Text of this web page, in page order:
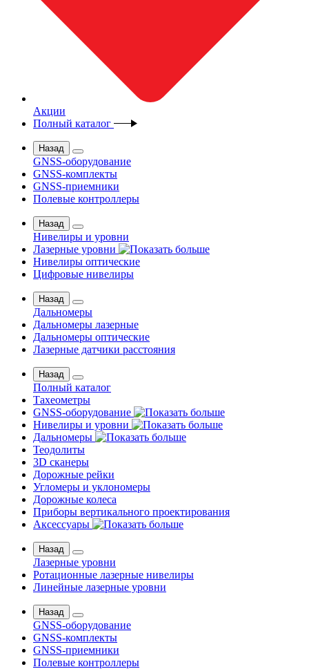
Акции
Полный каталог
Назад
GNSS-оборудование
GNSS-комплекты
GNSS-приемники
Полевые контроллеры
Назад
Нивелиры и уровни
Лазерные уровни
Нивелиры оптические
Цифровые нивелиры
Назад
Дальномеры
Дальномеры лазерные
Дальномеры оптические
Лазерные датчики расстояния
Назад
Полный каталог
Тахеометры
GNSS-оборудование
Нивелиры и уровни
Дальномеры
Теодолиты
3D сканеры
Дорожные рейки
Угломеры и уклономеры
Дорожные колеса
Приборы вертикального проектирования
Аксессуары
Назад
Лазерные уровни
Ротационные лазерные нивелиры
Линейные лазерные уровни
Назад
GNSS-оборудование
GNSS-комплекты
GNSS-приемники
Полевые контроллеры